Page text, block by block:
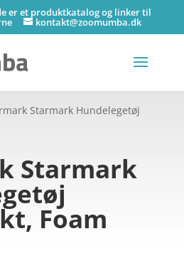
er et produktkatalog og linker til
kontakt@zoomumba.dk
Starmark Hundelegetøj
Starmark
Foam